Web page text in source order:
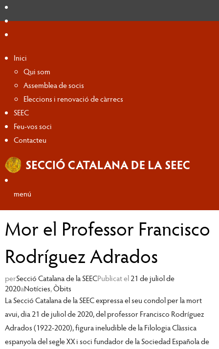
Inici
Qui som
Assemblea de socis
Eleccions i renovació de càrrecs
SEEC
Feu-vos soci
Contacteu
menú
Mor el Professor Francisco
Rodríguez Adrados
perSecció Catalana de la SEECPublicat el21 de juliol de
2020aNotícies,Òbits
La Secció Catalana de la SEEC expressa el seu condol per la mort
avui, dia 21 de juliol de 2020, del professor Francisco Rodríguez
Adrados (1922-2020), figura ineludible de la Filologia Clàssica
espanyola del segle XX i soci fundador de la Sociedad Española de